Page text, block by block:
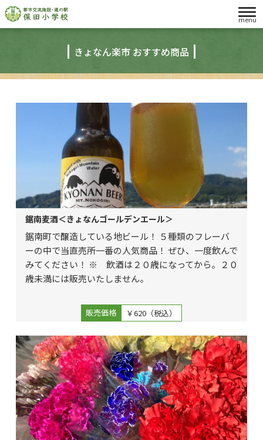
menu
きょなん楽市 おすすめ商品
鋸南麦酒＜きょなんゴールデンエール＞
鋸南町で醸造している地ビール！ ５種類のフレーバ
ーの中で当直売所一番の人気商品！ ぜひ、一度飲んで
みてください！ ※ 飲酒は２０歳になってから。２０
歳未満には販売いたしません。
販売価格 ￥620（税込）